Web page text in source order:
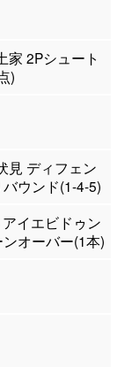
家 2Pシュート
)
見 ディフェン
バウンド(1-4-5)
イエビドゥン
ンオーバー(1本)